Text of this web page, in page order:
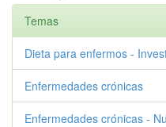
Temas
Dieta para enfermos -
Enfermedades crónicas
Enfermedades crónicas -